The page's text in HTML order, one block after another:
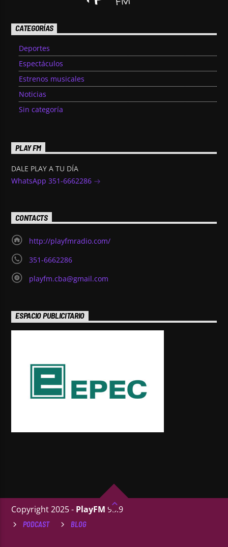
CATEGORÍAS
Deportes
Espectáculos
Estrenos musicales
Noticias
Sin categoría
PLAY FM
DALE PLAY A TU DÍA
WhatsApp 351-6662286
CONTACTS
http://playfmradio.com/
351-6662286
playfm.cba@gmail.com
ESPACIO PUBLICITARIO
Copyright 2025 - PlayFM 95.9
PODCAST BLOG